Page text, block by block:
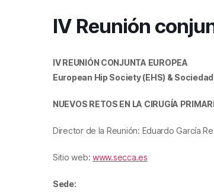
IV Reunión
IV REUNIÓN CONJUNTA EUROPEA
European Hip Society (EHS) &
NUEVOS RETOS EN LA CIRUGÍA
Director de la Reunión: Eduardo García
Sitio web:www.secca.es
Sede: